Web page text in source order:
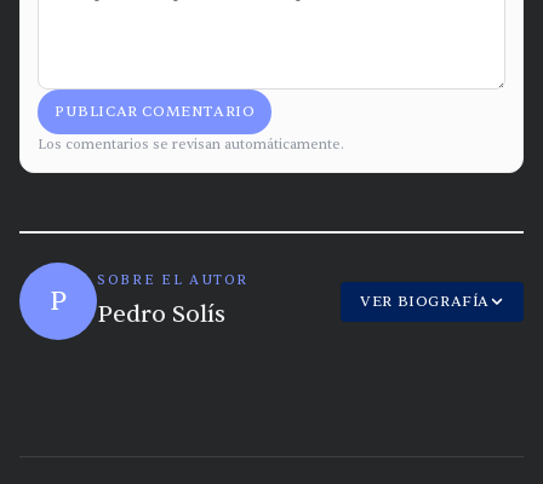
PUBLICAR COMENTARIO
Los comentarios se revisan automáticamente.
P
SOBRE EL AUTOR
Pedro Solís VER BIOGRAFÍA